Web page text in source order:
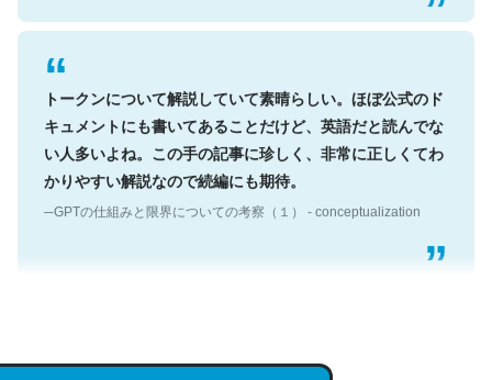
トークンについて解説していて素晴らしい。ほぼ公式のド
キュメントにも書いてあることだけど、英語だと読んでな
い人多いよね。この手の記事に珍しく、非常に正しくてわ
かりやすい解説なので続編にも期待。
説してる記事が少ないので貴重な良記事。/続編来た